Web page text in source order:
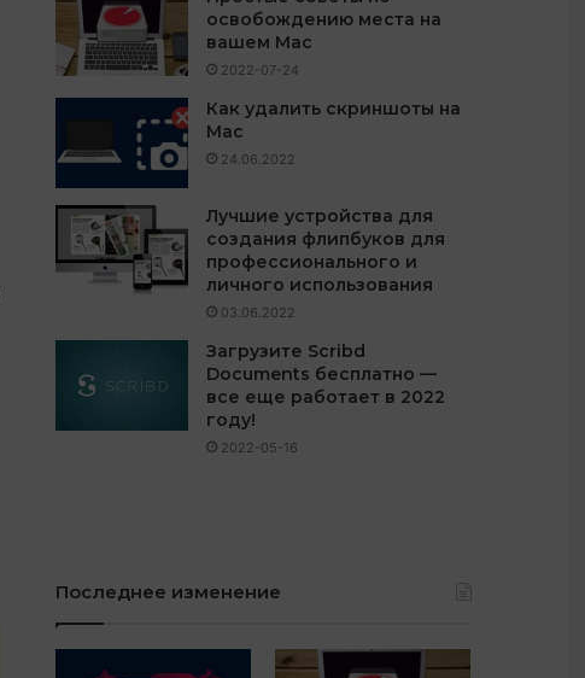
освобождению места на
вашем Mac
2022-07-24
Как удалить скриншоты на
Mac
24.06.2022
Лучшие устройства для
создания флипбуков для
профессионального и
личного использования
03.06.2022
Загрузите Scribd
Documents бесплатно —
все еще работает в 2022
году!
2022-05-16
Последнее изменение